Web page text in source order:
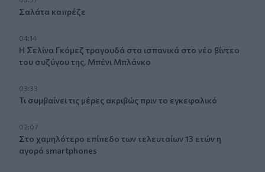
Σαλάτα καπρέζε
04:14
Η Σελίνα Γκόμεζ τραγουδά στα ισπανικά στο νέο βίντεο
του συζύγου της, Μπένι Μπλάνκο
03:33
Τι συμβαίνει τις μέρες ακριβώς πριν το εγκεφαλικό
02:07
Στο χαμηλότερο επίπεδο των τελευταίων 13 ετών η
αγορά smartphones